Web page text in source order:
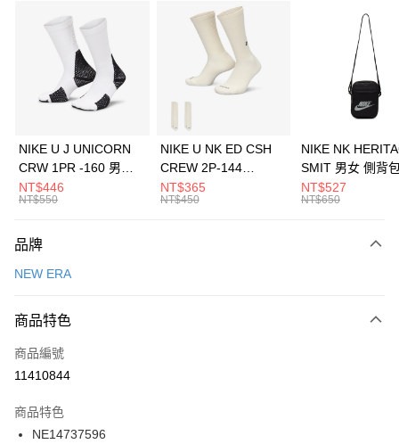
3 期 0 利率 每期 21家銀行
合作金庫商業銀行
第一商業銀行
華南商業銀行
彰化商業銀行
上海商業儲蓄銀行
元大商業銀行
台灣樂天信用卡公司
Apple Pay
全盈+PAY
AFTEE先享後付
【關於「AFTEE先享後付」】
便利好安心！
３．安心：先確認商品／服務後，再付款。
【「AFTEE先享後付」結帳流程】
１．於結帳方式選擇「AFTEE先享後付」後，將跳轉至「AFTEE先享後付」
２．訂單成立數日內，您將收到繳費通知簡訊。
３．收到繳費通知簡訊後14天內，點擊此簡訊中的連結，可透過四大超商／
ATM／網路銀行／等多元方式進行付款，方視為交易完成。
運送方式
每筆NT$100，滿NT$1,500(含以上)免運費
宅配
每筆NT$100，滿NT$1,500(含以上)免運費
付款後門市自取
每筆NT$100，滿NT$1,500(含以上)免運費
NIKE U J UNICORN
CRW 1PR -160 男女
中統襪 FZ3393100
NT$446
NT$550
NIKE U NK ED CSH
CREW 2P-144
EMBRDY 男女 短統襪
FZ3073133
NT$365
NT$450
NIKE NK
SMIT 男女 側背
BA5871010
NT$527
NT$650
品牌
NEW ERA
商品特色
商品編號
11410844
商品特色
NE14737596